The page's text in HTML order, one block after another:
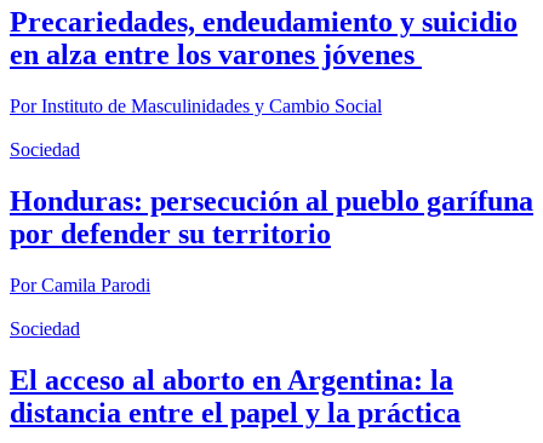
Precariedades, endeudamiento y suicidio
en alza entre los varones jóvenes
PorInstituto de Masculinidades y Cambio Social
Sociedad
Honduras: persecución al pueblo garífuna
por defender su territorio
PorCamila Parodi
Sociedad
El acceso al aborto en Argentina: la
distancia entre el papel y la práctica